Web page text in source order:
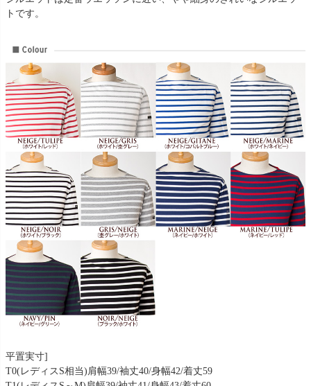
トです。
平置実寸]
T0(レディスS相当)肩幅39/袖丈40/身幅42/着丈59